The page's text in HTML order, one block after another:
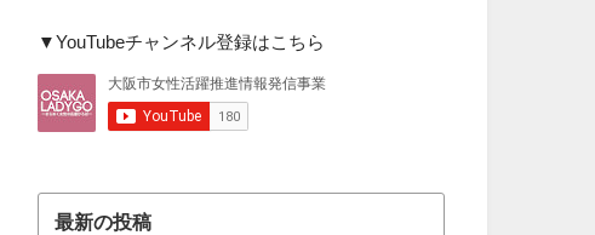
▼YouTubeチャンネル登録はこちら
最新の投稿